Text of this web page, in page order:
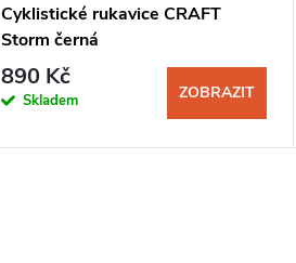
Cyklistické rukavice CRAFT
Storm černá
890 Kč
Skladem ZOBRAZIT